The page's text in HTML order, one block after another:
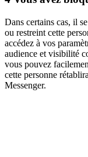
Dans certains cas, il
ou restreint cette
accédez à vos
audience et visibilité
vous pouvez
cette personne
Messenger.